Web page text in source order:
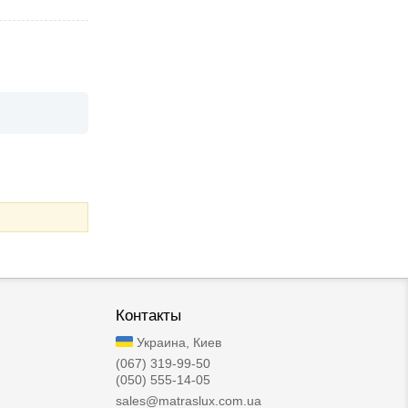
Контакты
Украина, Киев
(067) 319-99-50
(050) 555-14-05
sales@matraslux.com.ua